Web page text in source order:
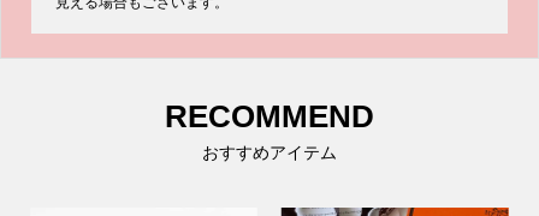
RECOMMEND
おすすめアイテム